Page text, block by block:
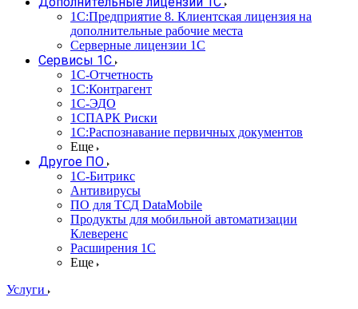
1С:Предприятие 8. Клиентская лицензия на
дополнительные рабочие места
Серверные лицензии 1С
Сервисы 1С
1С-Отчетность
1С:Контрагент
1С-ЭДО
1СПАРК Риски
1С:Распознавание первичных документов
Еще
Другое ПО
1С-Битрикс
Антивирусы
ПО для ТСД DataMobile
Продукты для мобильной автоматизации
Клеверенс
Расширения 1С
Еще
Услуги